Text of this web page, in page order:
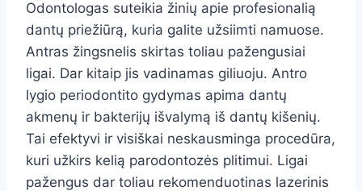
Odontologas suteikia žinių apie profesionalią
dantų priežiūrą, kuria galite užsiimti namuose.
Antras žingsnelis skirtas toliau pažengusiai
ligai. Dar kitaip jis vadinamas giliuoju. Antro
lygio periodontito gydymas apima dantų
akmenų ir bakterijų išvalymą iš dantų kišenių.
Tai efektyvi ir visiškai neskausminga procedūra,
kuri užkirs kelią parodontozės plitimui. Ligai
pažengus dar toliau rekomenduotinas lazerinis